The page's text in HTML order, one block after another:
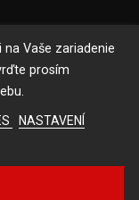
Vaše zariadenie
prosím
NASTAVENÍ